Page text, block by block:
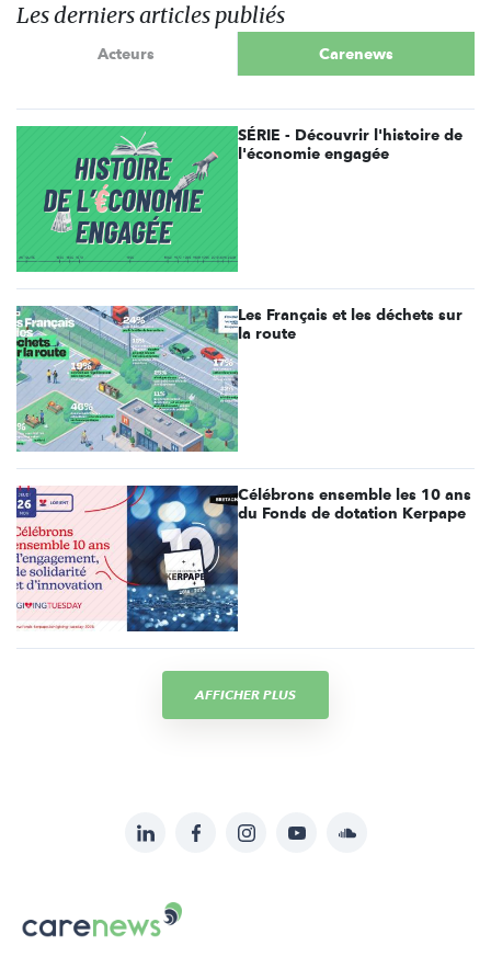
Les derniers articles publiés
Acteurs Carenews
SÉRIE - Découvrir l'histoire de
l'économie engagée
Les Français et les déchets sur
la route
Célébrons ensemble les 10 ans
du Fonds de dotation Kerpape
AFFICHER PLUS
sur:
LinkedInFacebookInstagramYouTubeSoundcloud
Le